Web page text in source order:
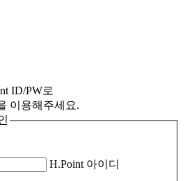
ID/PW로
이용해주세요.
H.Point 아이디